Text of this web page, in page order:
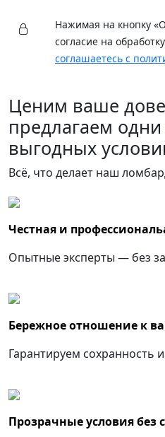
Нажимая на кнопку
согласие на
соглашаетесь с
Ценим ваше
предлагаем
выгодных
Всё, что делает наш
Честная и
Опытные эксперты — без
Бережное отношение к
Гарантируем сохранность
Прозрачные условия без